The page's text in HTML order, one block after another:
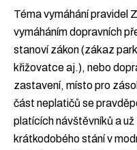
Téma vymáhání pravidel
vymáháním dopravních
stanoví zákon (zákaz
křižovatce aj.), nebo
zastavení, místo pro
část neplatičů se
platících návštěvníků a
krátkodobého stání v